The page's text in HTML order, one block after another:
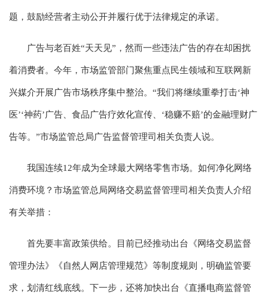
题，鼓励经营者主动公开并履行优于法律规定的承诺。
广告与老百姓“天天见”，然而一些违法广告的存在却困扰
着消费者。今年，市场监管部门聚焦重点民生领域和互联网新
兴媒介开展广告市场秩序集中整治。“我们将继续重拳打击‘神
医’‘神药’广告、食品广告疗效化宣传、‘稳赚不赔’的金融理财广
告等。”市场监管总局广告监督管理司相关负责人说。
我国连续12年成为全球最大网络零售市场。如何净化网络
消费环境？市场监管总局网络交易监督管理司相关负责人介绍
有关举措：
首先要丰富政策供给。目前已经推动出台《网络交易监督
管理办法》《自然人网店管理规范》等制度规则，明确监管要
求，划清红线底线。下一步，还将加快出台《直播电商监督管